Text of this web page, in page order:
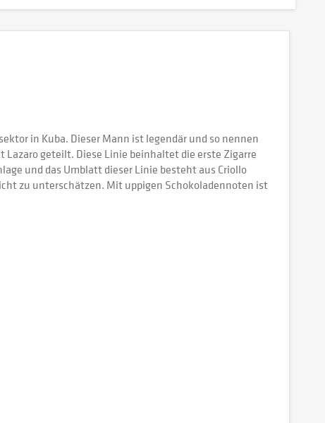
in Kuba. Dieser Mann ist legendär und so nennen
geteilt. Diese Linie beinhaltet die erste Zigarre
und das Umblatt dieser Linie besteht aus Criollo
zu unterschätzen. Mit uppigen Schokoladennoten ist